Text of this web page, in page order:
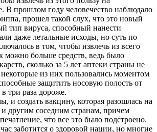
В прошлом году человечество наблюдало
прошел такой слух, что это новый
тип вируса, способный нанести
даже летальные исходы, но суть по
в том, чтобы извлечь из всего
можно больше средств, ведь было
сколько за 5 лет аптеки страны не
из них пользовались моментом
защитить носовую полость от
три раза дороже.
и создать вакцину, которая разошлась на
другим соседним странам, причем
что все это было подстроено.
заботится о здоровой нации, но многие